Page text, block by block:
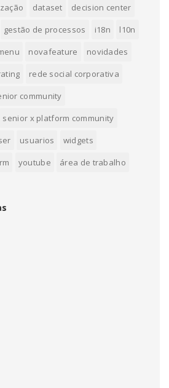
dataset
decision center
gestão de processos i18n
l10n
novafeature
novidades
rede social corporativa
community
senior x platform community
usuarios
widgets
youtube área de trabalho